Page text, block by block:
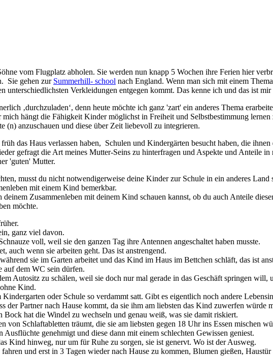
vom Flugplatz abholen. Sie werden nun knapp 5 Wochen ihre Ferien hier
Sie gehen zur Summerhill- school nach England. Wenn man sich mit einem
unterschiedlichsten Verkleidungen entgegen kommt. Das kenne ich und das ist mir
‚durchzuladen‘, denn heute möchte ich ganz 'zart' ein anderes Thema
mich hängt die Fähigkeit Kinder möglichst in Freiheit und Selbstbestimmung
(n) anzuschauen und diese über Zeit liebevoll zu integrieren.
das Haus verlassen haben, Schulen und Kindergärten besucht haben, die
gefragt die Art meines Mutter-Seins zu hinterfragen und Aspekte und Anteile
'guten' Mutter.
musst du nicht notwendigerweise deine Kinder zur Schule in ein anderes Land
mit einem Kind bemerkbar.
Zusammenleben mit deinem Kind schauen kannst, ob du auch Anteile
möchte.
ganz viel davon.
voll, weil sie den ganzen Tag ihre Antennen angeschaltet haben musste.
auch wenn sie arbeiten geht. Das ist anstrengend.
sie im Garten arbeitet und das Kind im Haus im Bettchen schläft, das ist
auf dem WC sein dürfen.
Autositz zu schälen, weil sie doch nur mal gerade in das Geschäft springen will,
Kind.
Kindergarten oder Schule so verdammt satt. Gibt es eigentlich noch andere
der Partner nach Hause kommt, da sie ihm am liebsten das Kind zuwerfen
Bock hat die Windel zu wechseln und genau weiß, was sie damit riskiert.
von Schlaftabletten träumt, die sie am liebsten gegen 18 Uhr ins Essen mischen
Ausflüchte genehmigt und diese dann mit einem schlechten Gewissen geniest.
Kind hinweg, nur um für Ruhe zu sorgen, sie ist genervt. Wo ist der Ausweg.
und erst in 3 Tagen wieder nach Hause zu kommen, Blumen gießen,